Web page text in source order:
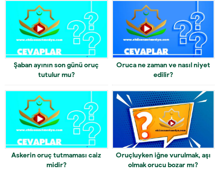
Şaban ayının son günü oruç
tutulur mu?
Oruca ne zaman ve nasıl niyet
edilir?
Askerin oruç tutmaması caiz
midir?
Oruçluyken iğne vurulmak, aşı
olmak orucu bozar mı?